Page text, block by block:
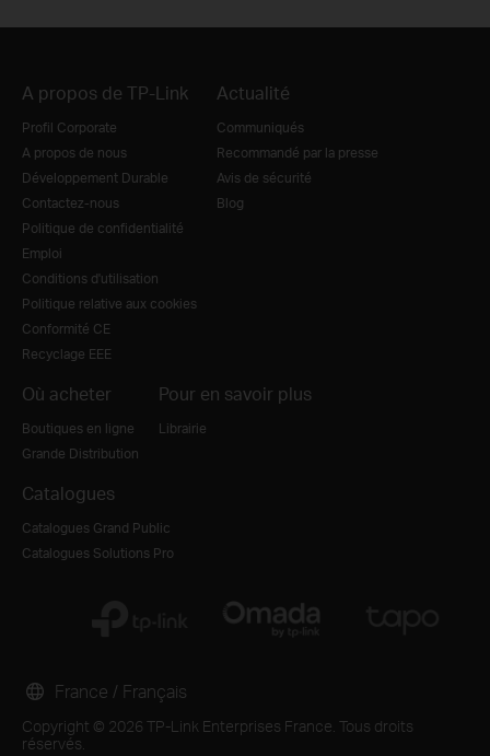
A propos de TP-Link
Profil Corporate
A propos de nous
Développement Durable
Contactez-nous
Politique de confidentialité
Emploi
Conditions d'utilisation
Politique relative aux cookies
Conformité CE
Recyclage EEE
Actualité
Communiqués
Recommandé par la presse
Avis de sécurité
Blog
Où acheter
Boutiques en ligne
Grande Distribution
Pour en savoir plus
Librairie
Catalogues
Catalogues Grand Public
Catalogues Solutions Pro
Copyright © 2026 TP-Link Enterprises France. Tous droits
réservés.
France / Français